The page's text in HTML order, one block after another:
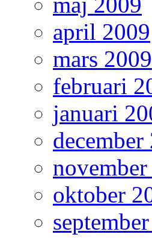
april 2009
mars 2009
februari
januari
december
oktober